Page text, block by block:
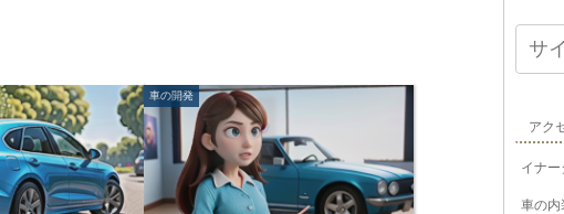
車の開発
アク
イナ
車の内